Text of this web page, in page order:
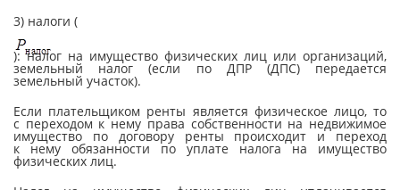
3) налоги (
): налог на имущество физических лиц или организаций,
земельный налог (если по ДПР (ДПС) передается
земельный участок).
Если плательщиком ренты является физическое лицо, то
с переходом к нему права собственности на недвижимое
имущество по договору ренты происходит и переход
к нему обязанности по уплате налога на имущество
физических лиц.